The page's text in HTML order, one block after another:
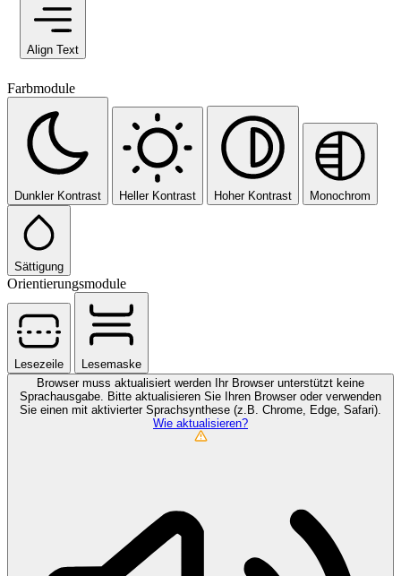
Align Text
Farbmodule
Dunkler Kontrast Heller Kontrast Hoher Kontrast Monochrom
Sättigung
Orientierungsmodule
Lesezeile
Lesemaske
Browser muss aktualisiert werden
Ihr Browser unterstützt keine
Sprachausgabe. Bitte aktualisieren Sie Ihren Browser oder verwenden
Sie einen mit aktivierter Sprachsynthese (z.B. Chrome, Edge, Safari).
Wie aktualisieren?